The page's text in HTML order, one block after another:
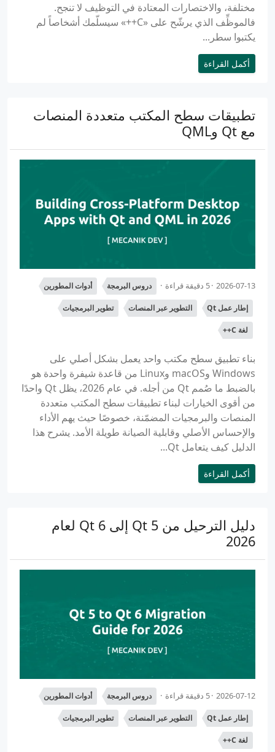
مختلفة، والاختصارات المعتادة في التوظيف لا تنجح.
فالموظِّف الذي يرشّح على «C++» سيسلّمك أشخاصاً لم
يكتبوا سطر...
أكمل القراءة
تطبيقات سطح المكتب متعددة المنصات
مع Qt وQML
2026-07-13 5 دقيقة قراءة دروس البرمجة أدوات المطورين
إطار عمل Qt التطوير عبر المنصات تطوير البرمجيات
لغة C++
بناء تطبيق سطح مكتب واحد يعمل بشكل أصلي على
Windows وmacOS وLinux من قاعدة شيفرة واحدة هو
بالضبط ما صُمم Qt من أجله. في عام 2026، يظل Qt واحدًا
من أقوى الخيارات لبناء تطبيقات سطح المكتب متعددة
المنصات والبرمجيات المضمّنة، خصوصًا حيث يهم الأداء
والإحساس الأصلي وقابلية الصيانة طويلة الأمد. يشرح هذا
الدليل كيف يتعامل Qt...
أكمل القراءة
دليل الترحيل من Qt 5 إلى Qt 6 لعام
2026
2026-07-12 5 دقيقة قراءة دروس البرمجة أدوات المطورين
إطار عمل Qt التطوير عبر المنصات تطوير البرمجيات
لغة C++